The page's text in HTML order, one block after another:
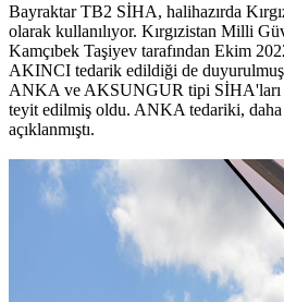
Bayraktar TB2 SİHA, halihazırda
olarak kullanılıyor. Kırgızistan Milli
Kamçıbek Taşiyev tarafından Ekim
AKINCI tedarik edildiği de
ANKA ve AKSUNGUR tipi SİHA'ları
teyit edilmiş oldu. ANKA tedariki, daha
açıklanmıştı.